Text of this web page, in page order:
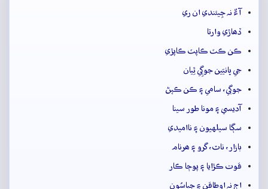
آءٌ نہ جِيئندي ان ري
ڏھاڙي وارتا
ڪن ڪٽ ڪاپٽ ڪاپڙي
جي ڀانيَين جوڳِي ٿِيان
جوڳي، سامي ۽ ڪن ڪپڻ
آديسي ۽ مونا طور سينا
سڳا سيلهيون ۽ نااميدي
بازار، ناٿ، گرو ۽ ھرنام
قوت ڪڙايا ۽ پوڄا ڪار
اڄ نہ اوطاقن ۽ جياسُون